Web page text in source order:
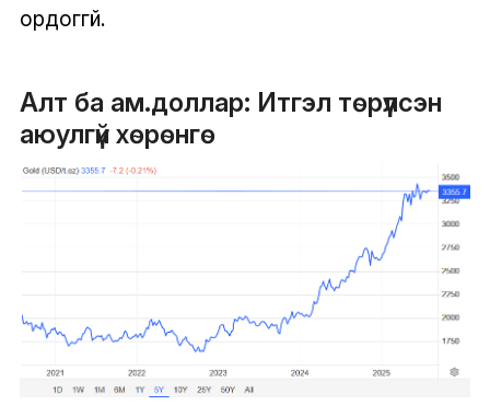
ордоггүй.
Алт ба ам.доллар: Итгэл төрүүлсэн
аюулгүй хөрөнгө